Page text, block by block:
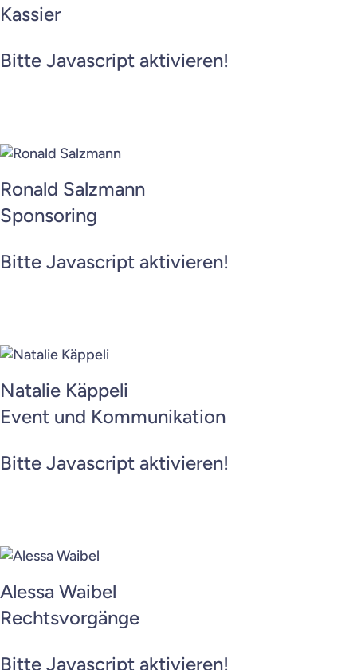
Kontakt
Datenschutz
Kassier
Bitte Javascript aktivieren!
Ronald Salzmann
Sponsoring
Bitte Javascript aktivieren!
Natalie Käppeli
Event und Kommunikation
Bitte Javascript aktivieren!
Alessa Waibel
Rechtsvorgänge
Bitte Javascript aktivieren!